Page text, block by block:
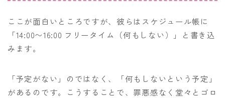
ここが面白いところですが、彼らはスケジュール帳に
「14:00〜16:00 フリータイム（何もしない）」と書き込
みます。
「予定がない」のではなく、「何もしないという予定」
があるのです。こうすることで、罪悪感なく堂々とゴロ